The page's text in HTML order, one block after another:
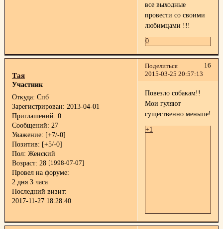
все выходные
провести со своими
любимцами !!!
0
Поделиться
16
2015-03-25 20:57:13
Тая
Участник
Откуда: Спб
Зарегистрирован: 2013-04-01
Приглашений: 0
Сообщений: 27
Уважение: [+7/-0]
Позитив: [+5/-0]
Пол: Женский
Возраст: 28 [1998-07-07]
Провел на форуме:
2 дня 3 часа
Последний визит:
2017-11-27 18:28:40
Повезло собакам!!
Мои гуляют
существенно меньше!
+1